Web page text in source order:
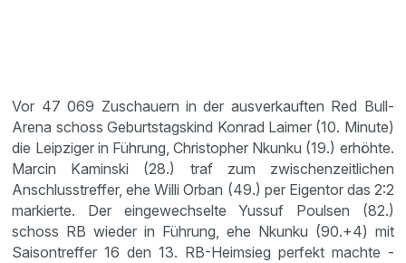
Vor 47 069 Zuschauern in der ausverkauften Red Bull-
Arena schoss Geburtstagskind Konrad Laimer (10. Minute)
die Leipziger in Führung, Christopher Nkunku (19.) erhöhte.
Marcin Kaminski (28.) traf zum zwischenzeitlichen
Anschlusstreffer, ehe Willi Orban (49.) per Eigentor das 2:2
markierte. Der eingewechselte Yussuf Poulsen (82.)
schoss RB wieder in Führung, ehe Nkunku (90.+4) mit
Saisontreffer 16 den 13. RB-Heimsieg perfekt machte -